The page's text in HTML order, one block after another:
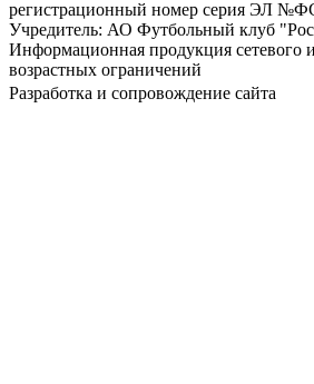
регистрационный номер серия ЭЛ
Учредитель: АО Футбольный клуб
Информационная продукция сетевого
возрастных ограничений
Разработка и сопровождение сайта